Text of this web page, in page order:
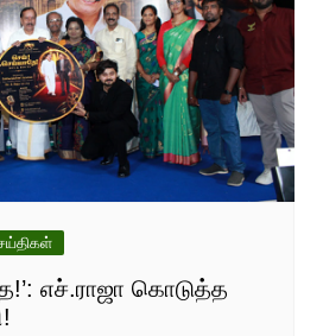
எச்.ராஜா கொடுத்த